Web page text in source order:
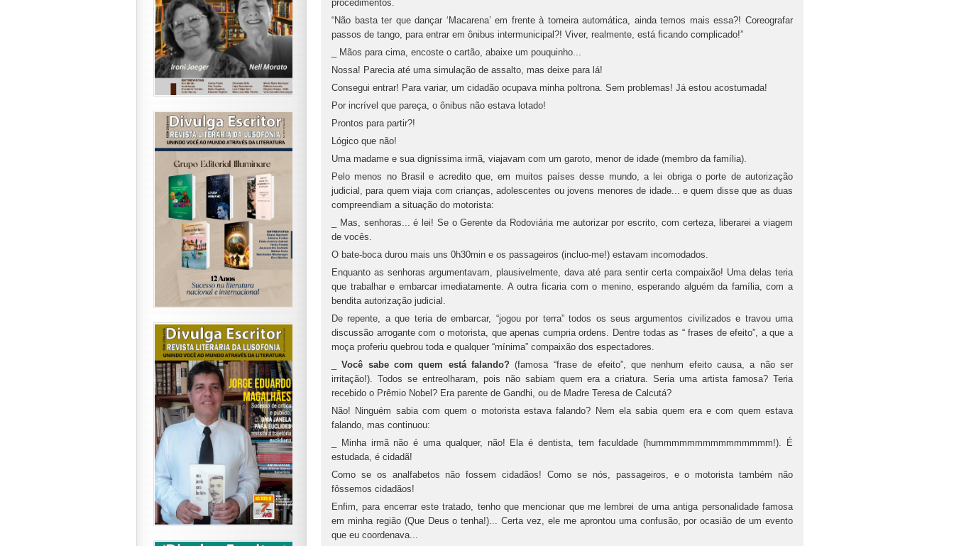
procedimentos.
“Não basta ter que dançar ‘Macarena’ em frente à torneira automática, ainda temos mais essa?! Coreografar
passos de tango, para entrar em ônibus intermunicipal?! Viver, realmente, está ficando complicado!”
_ Mãos para cima, encoste o cartão, abaixe um pouquinho...
Nossa! Parecia até uma simulação de assalto, mas deixe para lá!
Consegui entrar! Para variar, um cidadão ocupava minha poltrona. Sem problemas! Já estou acostumada!
Por incrível que pareça, o ônibus não estava lotado!
Prontos para partir?!
Lógico que não!
Uma madame e sua digníssima irmã, viajavam com um garoto, menor de idade (membro da família).
Pelo menos no Brasil e acredito que, em muitos países desse mundo, a lei obriga o porte de autorização
judicial, para quem viaja com crianças, adolescentes ou jovens menores de idade... e quem disse que as duas
compreendiam a situação do motorista:
_ Mas, senhoras... é lei! Se o Gerente da Rodoviária me autorizar por escrito, com certeza, liberarei a viagem
de vocês.
O bate-boca durou mais uns 0h30min e os passageiros (incluo-me!) estavam incomodados.
Enquanto as senhoras argumentavam, plausivelmente, dava até para sentir certa compaixão! Uma delas teria
que trabalhar e embarcar imediatamente. A outra ficaria com o menino, esperando alguém da família, com a
bendita autorização judicial.
De repente, a que teria de embarcar, “jogou por terra” todos os seus argumentos civilizados e travou uma
discussão arrogante com o motorista, que apenas cumpria ordens. Dentre todas as “ frases de efeito”, a que a
moça proferiu quebrou toda e qualquer “mínima” compaixão dos espectadores.
_Você sabe com quem está falando? (famosa “frase de efeito”, que nenhum efeito causa, a não ser
irritação!). Todos se entreolharam, pois não sabiam quem era a criatura. Seria uma artista famosa? Teria
recebido o Prêmio Nobel? Era parente de Gandhi, ou de Madre Teresa de Calcutá?
Não! Ninguém sabia com quem o motorista estava falando? Nem ela sabia quem era e com quem estava
falando, mas continuou:
_ Minha irmã não é uma qualquer, não! Ela é dentista, tem faculdade (hummmmmmmmmmmmmmm!). É
estudada, é cidadã!
Como se os analfabetos não fossem cidadãos! Como se nós, passageiros, e o motorista também não
fôssemos cidadãos!
Enfim, para encerrar este tratado, tenho que mencionar que me lembrei de uma antiga personalidade famosa
em minha região (Que Deus o tenha!)... Certa vez, ele me aprontou uma confusão, por ocasião de um evento
que eu coordenava...